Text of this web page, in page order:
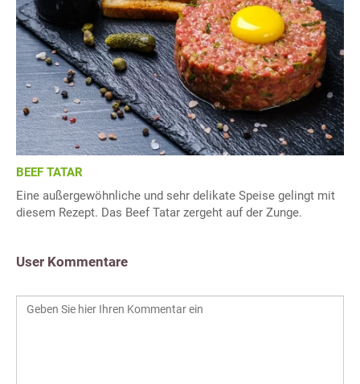
BEEF TATAR
Eine außergewöhnliche und sehr delikate Speise gelingt mit
diesem Rezept. Das Beef Tatar zergeht auf der Zunge.
User Kommentare